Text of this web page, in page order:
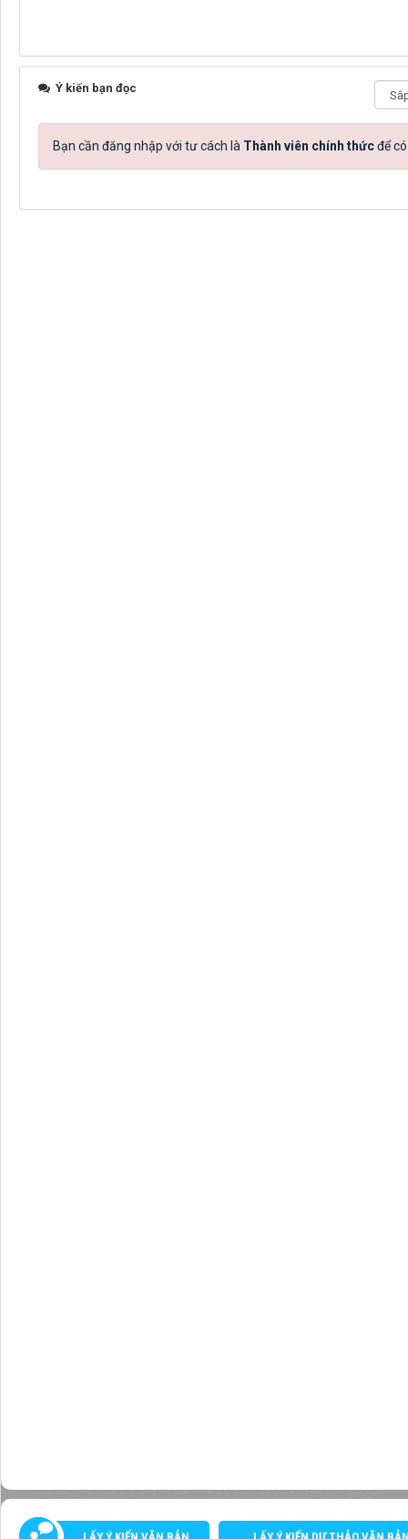
Ý kiến bạn đọc
Bạn cần đăng nhập với tư cách là Thành viên chính thứcđể